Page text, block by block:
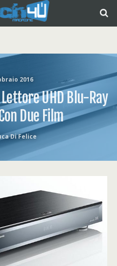
2016
UHD Blu-Ray
Due Film
Di Felice